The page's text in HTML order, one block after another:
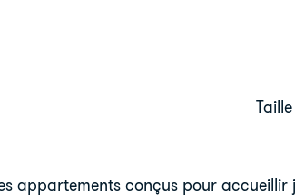
appartements conçus pour accueillir